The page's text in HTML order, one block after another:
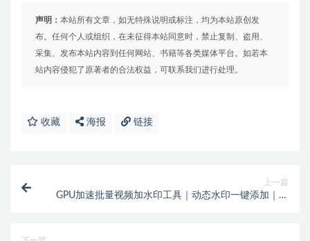
声明： 本站所有文章，如无特殊说明或标注，均为本站原创发
布。任何个人或组织，在未征得本站同意时，禁止复制、盗用、
采集、发布本站内容到任何网站、书籍等各类媒体平台。如若本
站内容侵犯了原著者的合法权益，可联系我们进行处理。
收藏 海报 链接
上一篇
GPU加速批量视频加水印工具｜动态水印一键添加｜短